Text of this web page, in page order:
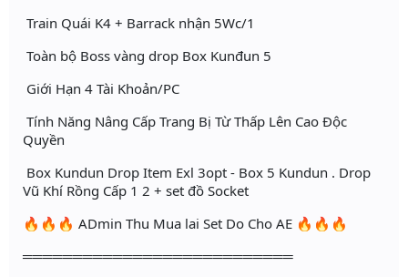
Train Quái K4 + Barrack nhận 5Wc/1
Toàn bộ Boss vàng drop Box Kunđun 5
Giới Hạn 4 Tài Khoản/PC
Tính Năng Nâng Cấp Trang Bị Từ Thấp Lên Cao Độc
Quyền
Box Kundun Drop Item Exl 3opt - Box 5 Kundun . Drop
Vũ Khí Rồng Cấp 1 2 + set đồ Socket
🔥🔥🔥 ADmin Thu Mua lai Set Do Cho AE 🔥🔥🔥
═══════════════════════════